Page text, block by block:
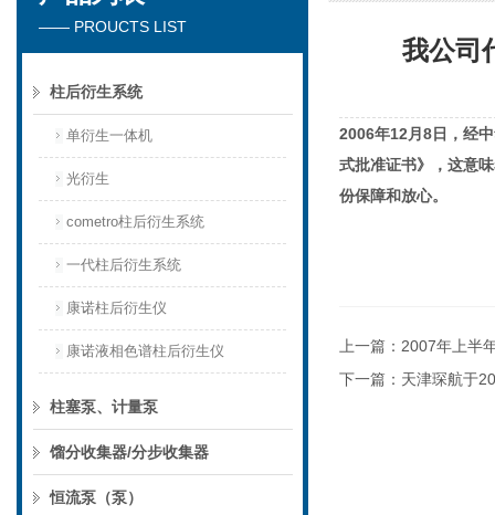
天津琛航科苑科技发展有限公司
—— PROUCTS LIST
柱后衍生系统
单衍生一体机
光衍生
cometro柱后衍生系统
一代柱后衍生系统
康诺柱后衍生仪
康诺液相色谱柱后衍生仪
柱塞泵、计量泵
馏分收集器/分步收集器
恒流泵（泵）
我公司
2006年12月8日 ，经
式批准证书》，这意
份保障和放心。
上一篇： 2007年上半
下一篇： 天津琛航于